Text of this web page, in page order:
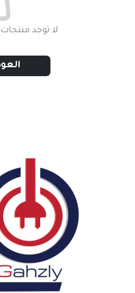
لا توجد